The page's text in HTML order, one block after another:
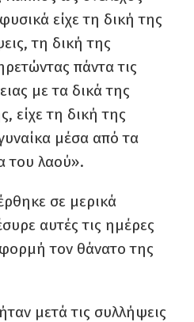
είχε τη δική της
τη δική της
πάντα τις
με τα δικά της
είχε τη δική της
μέσα από τα
του λαού».
σε μερικά
αυτές τις ημέρες
τον θάνατο της
μετά τις συλλήψεις